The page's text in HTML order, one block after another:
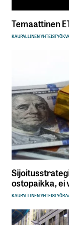
Temaattinen
KAUPALLINEN YHTEISTYÖ
ostopaikka, ei
KAUPALLINEN YHTEISTYÖ